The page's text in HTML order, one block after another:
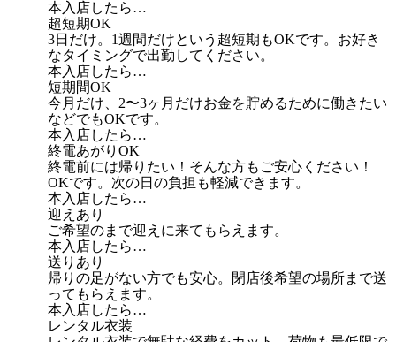
本入店したら…
超短期OK
3日だけ。1週間だけという超短期もOKです。お好き
なタイミングで出勤してください。
本入店したら…
短期間OK
今月だけ、2〜3ヶ月だけお金を貯めるために働きたい
などでもOKです。
本入店したら…
終電あがりOK
終電前には帰りたい！そんな方もご安心ください！
OKです。次の日の負担も軽減できます。
本入店したら…
迎えあり
ご希望のまで迎えに来てもらえます。
本入店したら…
送りあり
帰りの足がない方でも安心。閉店後希望の場所まで送
ってもらえます。
本入店したら…
レンタル衣装